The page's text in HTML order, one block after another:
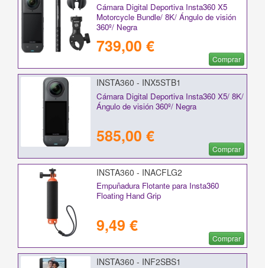
Cámara Digital Deportiva Insta360 X5
Motorcycle Bundle/ 8K/ Ángulo de visión
360º/ Negra
739,00 €
Comprar
INSTA360 - INX5STB1
Cámara Digital Deportiva Insta360 X5/ 8K/
Ángulo de visión 360º/ Negra
585,00 €
Comprar
INSTA360 - INACFLG2
Empuñadura Flotante para Insta360
Floating Hand Grip
9,49 €
Comprar
INSTA360 - INF2SBS1